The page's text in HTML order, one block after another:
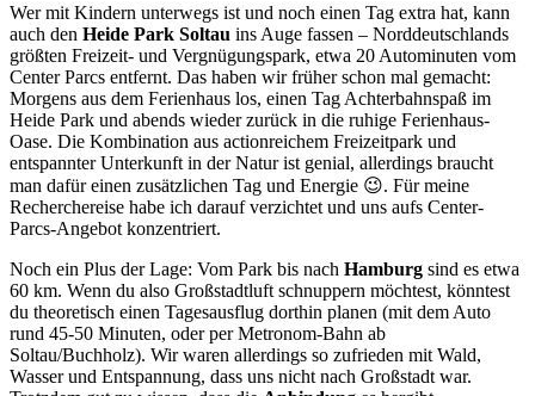
Wer mit Kindern unterwegs ist und noch einen Tag extra hat, kann
auch den Heide Park Soltau ins Auge fassen – Norddeutschlands
größten Freizeit- und Vergnügungspark, etwa 20 Autominuten vom
Center Parcs entfernt. Das haben wir früher schon mal gemacht:
Morgens aus dem Ferienhaus los, einen Tag Achterbahnspaß im
Heide Park und abends wieder zurück in die ruhige Ferienhaus-
Oase. Die Kombination aus actionreichem Freizeitpark und
entspannter Unterkunft in der Natur ist genial, allerdings braucht
man dafür einen zusätzlichen Tag und Energie 😉. Für meine
Recherchereise habe ich darauf verzichtet und uns aufs Center-
Parcs-Angebot konzentriert.
Noch ein Plus der Lage: Vom Park bis nach Hamburg sind es etwa
60 km. Wenn du also Großstadtluft schnuppern möchtest, könntest
du theoretisch einen Tagesausflug dorthin planen (mit dem Auto
rund 45-50 Minuten, oder per Metronom-Bahn ab
Soltau/Buchholz). Wir waren allerdings so zufrieden mit Wald,
Wasser und Entspannung, dass uns nicht nach Großstadt war.